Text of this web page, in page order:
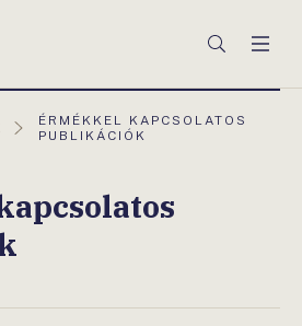
Keresés
AKTUÁLIS
OLDAL:
ÉRMÉKKEL KAPCSOLATOS
PUBLIKÁCIÓK